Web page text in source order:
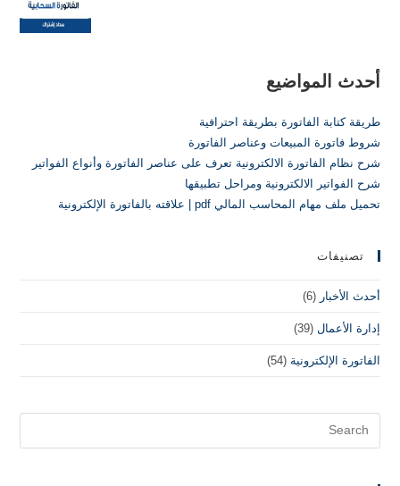
أحدث المواضيع
طريقة كتابة الفاتورة بطريقة احترافية
شروط فاتورة المبيعات وعناصر الفاتورة
شرح نظام الفاتورة الالكترونية تعرف على عناصر الفاتورة وأنواع الفواتير
شرح الفواتير الالكترونية ومراحل تطبيقها
تحميل ملف مهام المحاسب المالي pdf | علاقته بالفاتورة الإلكترونية
تصنيفات
أحدث الأخبار (6)
إدارة الأعمال (39)
الفاتورة الإلكترونية (54)